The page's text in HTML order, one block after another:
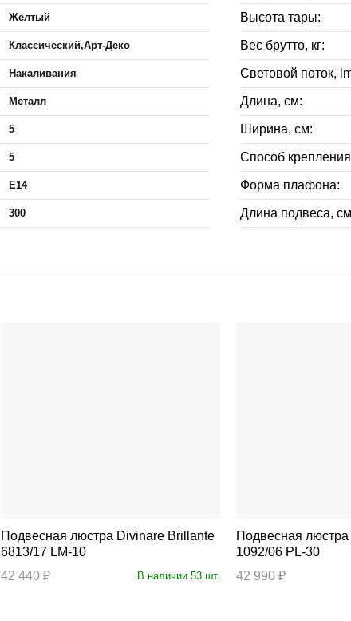
Желтый
Классический,Арт-Деко
Накаливания
Металл
5
5
E14
300
Высота тары:
Вес брутто, кг:
Световой поток,
Длина, см:
Ширина, см:
Способ
Форма плафона:
Длина подвеса,
Подвесная люстра Divinare Brillante
6813/17 LM-10
42 440 ₽
В наличии 53 шт.
Подвесная люстра Divinare Twins
1092/06 PL-30
42 990 ₽